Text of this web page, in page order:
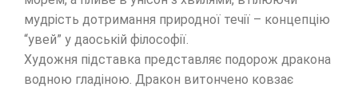
мудрість дотримання природної течії – концепцію
“увей” у даоській філософії.
Художня підставка представляє подорож дракона
водною гладіною. Дракон витончено ковзає